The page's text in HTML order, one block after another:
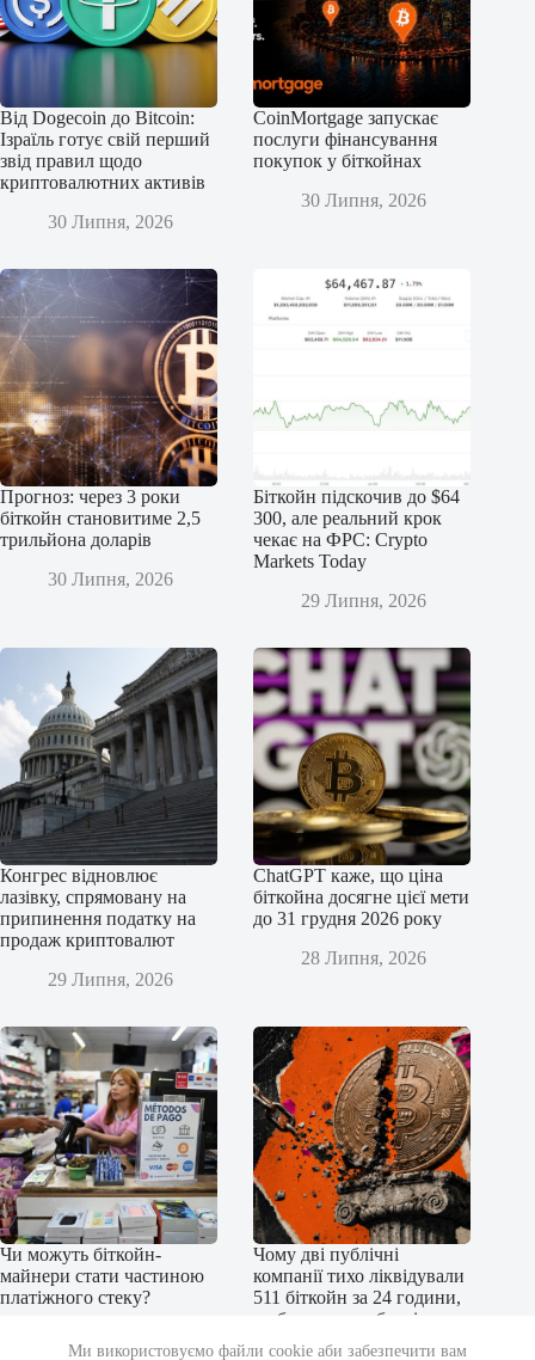
Ми використовуємо файли cookie аби забезпечити вам
Від Dogecoin до Bitcoin:
Ізраїль готує свій перший
звід правил щодо
криптовалютних активів
30 Липня, 2026
CoinMortgage запускає
послуги фінансування
покупок у біткойнах
30 Липня, 2026
Прогноз: через 3 роки
біткойн становитиме 2,5
трильйона доларів
30 Липня, 2026
Біткойн підскочив до $64
300, але реальний крок
чекає на ФРС: Crypto
Markets Today
29 Липня, 2026
Конгрес відновлює
лазівку, спрямовану на
припинення податку на
продаж криптовалют
29 Липня, 2026
ChatGPT каже, що ціна
біткойна досягне цієї мети
до 31 грудня 2026 року
28 Липня, 2026
Чи можуть біткойн-
майнери стати частиною
платіжного стеку?
Чому дві публічні
компанії тихо ліквідували
511 біткойн за 24 години,
щоб уникнути боргів у
31,7 мільйона доларів